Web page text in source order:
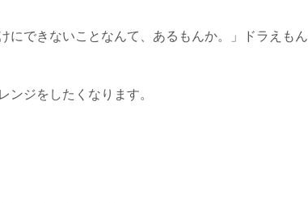
にできないことなんて、あるもんか。」ドラえもん
ンジをしたくなります。